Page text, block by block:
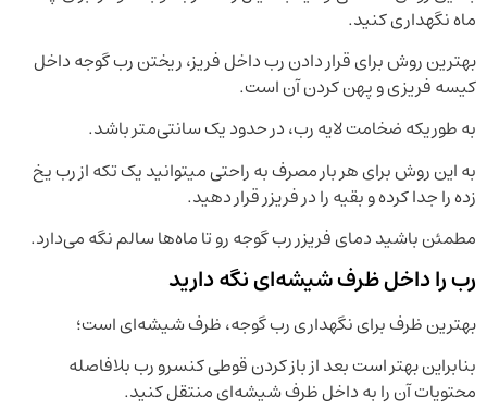
ماه نگهداری کنید.
بهترین روش برای قرار دادن رب داخل فریز، ریختن رب گوجه داخل
کیسه فریزی و پهن کردن آن است.
به طوریکه ضخامت لایه رب، در حدود یک سانتی‌متر باشد.
به این روش برای هر بار مصرف به راحتی میتوانید یک تکه از رب یخ
زده را جدا کرده و بقیه را در فریزر قرار دهید.
مطمئن باشید دمای فریزر رب گوجه رو تا ماه‌ها سالم نگه می‌دارد.
رب را داخل ظرف شیشه‌ای نگه دارید
بهترین ظرف برای نگهداری رب گوجه، ظرف شیشه‌ای است؛
بنابراین بهتر است بعد از باز کردن قوطی کنسرو رب بلافاصله
محتویات آن را به داخل ظرف شیشه‌ای منتقل کنید.